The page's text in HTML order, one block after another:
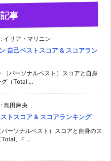
事
: イリア・マリニン
自己ベストスコア & スコアラン
（パーソナルベスト）スコアと自身
（Total ...
: 島田麻央
トスコア & スコアランキング
ーソナルベスト）スコアと自身のス
、F ...